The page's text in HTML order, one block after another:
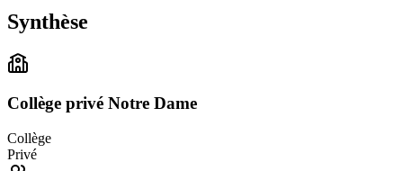
Synthèse
Collège privé Notre Dame
Collège
Privé